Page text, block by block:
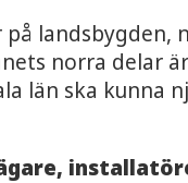
landsbygden,
norra delar
län ska kunna